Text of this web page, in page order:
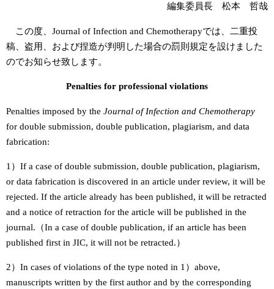
編集委員長 松本 哲哉
この度、Journal of Infection and Chemotherapyでは、二重投
稿、盗用、および捏造が判明した場合の罰則規定を設けました
のでお知らせ致します。
Penalties for professional violations
Penalties imposed by the Journal of Infection and Chemotherapy
for double submission, double publication, plagiarism, and data
fabrication:
1）If a case of double submission, double publication, plagiarism,
or data fabrication is discovered in an article under review, it will be
rejected. If the article already has been published, it will be retracted
and a notice of retraction for the article will be published in the
journal.（In a case of double publication, if an article has been
published first in JIC, it will not be retracted.）
2）In cases of violations of the type noted in 1）above,
manuscripts written by the first author and by the corresponding